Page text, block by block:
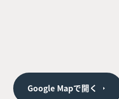
Google Mapで開く